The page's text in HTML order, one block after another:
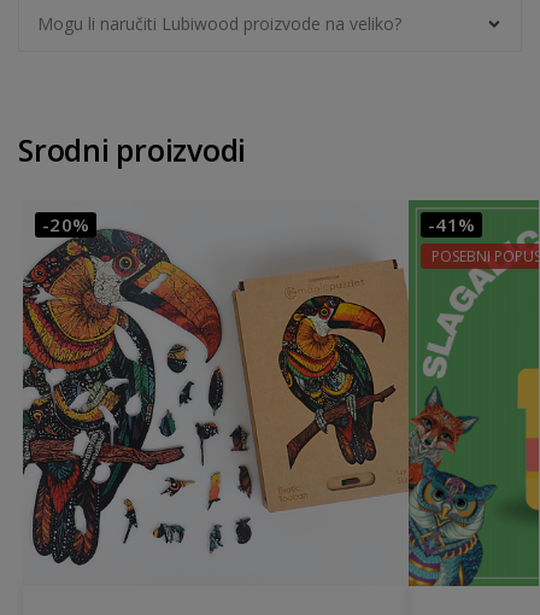
Mogu li naručiti Lubiwood proizvode na veliko?
Srodni proizvodi
-20% -41%
POSEBNI